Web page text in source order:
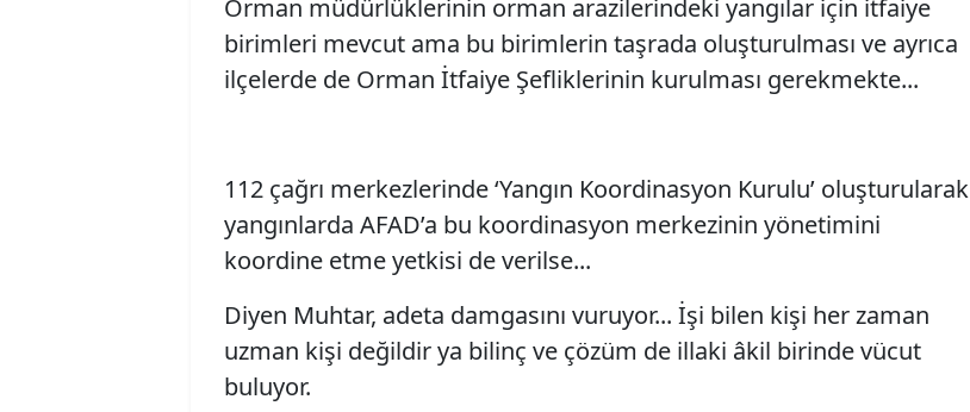
Orman müdürlüklerinin orman arazilerindeki yangılar için itfaiye
birimleri mevcut ama bu birimlerin taşrada oluşturulması ve ayrıca
ilçelerde de Orman İtfaiye Şefliklerinin kurulması gerekmekte...
112 çağrı merkezlerinde ‘Yangın Koordinasyon Kurulu’ oluşturularak
yangınlarda AFAD’a bu koordinasyon merkezinin yönetimini
koordine etme yetkisi de verilse...
Diyen Muhtar, adeta damgasını vuruyor... İşi bilen kişi her zaman
uzman kişi değildir ya bilinç ve çözüm de illaki âkil birinde vücut
buluyor.